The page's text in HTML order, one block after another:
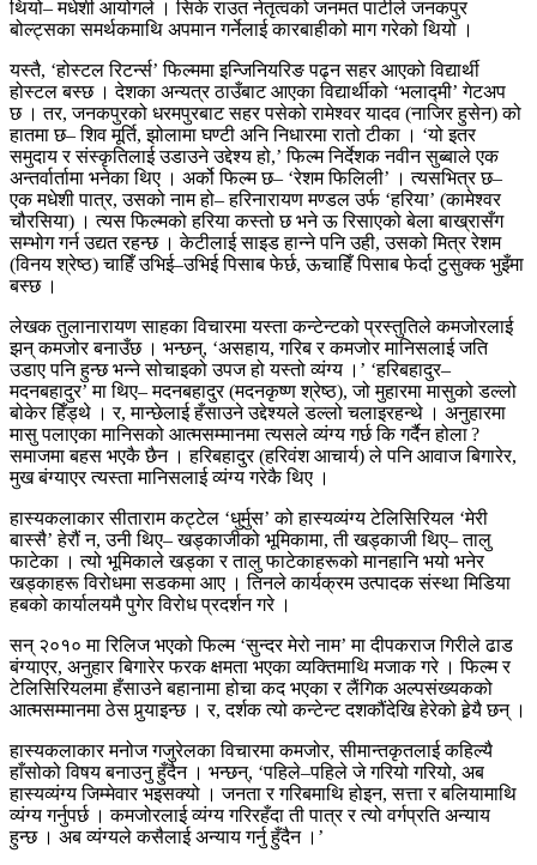
थियो– मधेशी आयोगले । सिके राउत नेतृत्वको जनमत पार्टीले जनकपुर
बोल्ट्सका समर्थकमाथि अपमान गर्नेलाई कारबाहीको माग गरेको थियो ।
यस्तै, ‘होस्टल रिटर्न्स’ फिल्ममा इन्जिनियरिङ पढ्न सहर आएको विद्यार्थी
होस्टल बस्छ । देशका अन्यत्र ठाउँबाट आएका विद्यार्थीको ‘भलाद्मी’ गेटअप
छ । तर, जनकपुरको धरमपुरबाट सहर पसेको रामेश्वर यादव (नाजिर हुसेन) को
हातमा छ– शिव मूर्ति, झोलामा घण्टी अनि निधारमा रातो टीका । ‘यो इतर
समुदाय र संस्कृतिलाई उडाउने उद्देश्य हो,’ फिल्म निर्देशक नवीन सुब्बाले एक
अन्तर्वार्तामा भनेका थिए । अर्को फिल्म छ– ‘रेशम फिलिली’ । त्यसभित्र छ–
एक मधेशी पात्र, उसको नाम हो– हरिनारायण मण्डल उर्फ ‘हरिया’ (कामेश्वर
चौरसिया) । त्यस फिल्मको हरिया कस्तो छ भने ऊ रिसाएको बेला बाख्रासँग
सम्भोग गर्न उद्यत रहन्छ । केटीलाई साइड हान्ने पनि उही, उसको मित्र रेशम
(विनय श्रेष्ठ) चाहिँ उभिई–उभिई पिसाब फेर्छ, ऊचाहिँ पिसाब फेर्दा टुसुक्क भुइँमा
बस्छ ।
लेखक तुलानारायण साहका विचारमा यस्ता कन्टेन्टको प्रस्तुतिले कमजोरलाई
झन् कमजोर बनाउँछ । भन्छन्, ‘असहाय, गरिब र कमजोर मानिसलाई जति
उडाए पनि हुन्छ भन्ने सोचाइको उपज हो यस्तो व्यंग्य ।’ ‘हरिबहादुर–
मदनबहादुर’ मा थिए– मदनबहादुर (मदनकृष्ण श्रेष्ठ), जो मुहारमा मासुको डल्लो
बोकेर हिँड्थे । र, मान्छेलाई हँसाउने उद्देश्यले डल्लो चलाइरहन्थे । अनुहारमा
मासु पलाएका मानिसको आत्मसम्मानमा त्यसले व्यंग्य गर्छ कि गर्दैन होला ?
समाजमा बहस भएकै छैन । हरिबहादुर (हरिवंश आचार्य) ले पनि आवाज बिगारेर,
मुख बंग्याएर त्यस्ता मानिसलाई व्यंग्य गरेकै थिए ।
हास्यकलाकार सीताराम कट्टेल ‘धुर्मुस’ को हास्यव्यंग्य टेलिसिरियल ‘मेरी
बास्सै’ हेरौं न, उनी थिए– खड्काजीको भूमिकामा, ती खड्काजी थिए– तालु
फाटेका । त्यो भूमिकाले खड्का र तालु फाटेकाहरूको मानहानि भयो भनेर
खड्काहरू विरोधमा सडकमा आए । तिनले कार्यक्रम उत्पादक संस्था मिडिया
हबको कार्यालयमै पुगेर विरोध प्रदर्शन गरे ।
सन् २०१० मा रिलिज भएको फिल्म ‘सुन्दर मेरो नाम’ मा दीपकराज गिरीले ढाड
बंग्याएर, अनुहार बिगारेर फरक क्षमता भएका व्यक्तिमाथि मजाक गरे । फिल्म र
टेलिसिरियलमा हँसाउने बहानामा होचा कद भएका र लैंगिक अल्पसंख्यकको
आत्मसम्मानमा ठेस पुर्‍याइन्छ । र, दर्शक त्यो कन्टेन्ट दशकौंदेखि हेरेको हेर्‍यै छन् ।
हास्यकलाकार मनोज गजुरेलका विचारमा कमजोर, सीमान्तकृतलाई कहिल्यै
हाँसोको विषय बनाउनु हुँदैन । भन्छन्, ‘पहिले–पहिले जे गरियो गरियो, अब
हास्यव्यंग्य जिम्मेवार भइसक्यो । जनता र गरिबमाथि होइन, सत्ता र बलियामाथि
व्यंग्य गर्नुपर्छ । कमजोरलाई व्यंग्य गरिरहँदा ती पात्र र त्यो वर्गप्रति अन्याय
हुन्छ । अब व्यंग्यले कसैलाई अन्याय गर्नु हुँदैन ।’